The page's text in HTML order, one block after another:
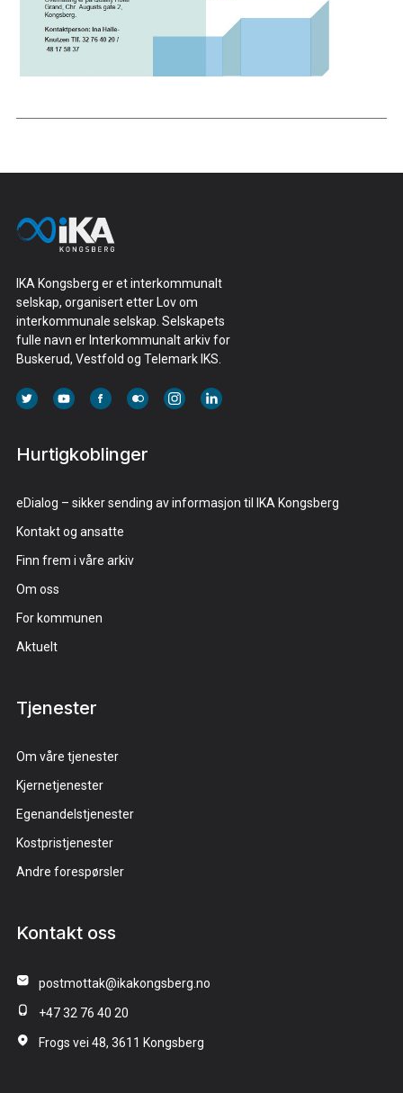
IKA Kongsberg er et interkommunalt
selskap, organisert etter Lov om
interkommunale selskap. Selskapets
fulle navn er Interkommunalt arkiv for
Buskerud, Vestfold og Telemark IKS.
Hurtigkoblinger
eDialog – sikker sending av informasjon til IKA Kongsberg
Kontakt og ansatte
Finn frem i våre arkiv
Om oss
For kommunen
Aktuelt
Tjenester
Om våre tjenester
Kjernetjenester
Egenandelstjenester
Kostpristjenester
Andre forespørsler
Kontakt oss
postmottak@ikakongsberg.no
+47 32 76 40 20
Frogs vei 48, 3611 Kongsberg